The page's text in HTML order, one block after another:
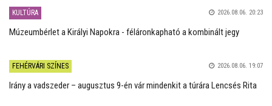
KULTÚRA 2026.08.06. 20:23
Múzeumbérlet a Királyi Napokra - féláronkapható a kombinált jegy
FEHÉRVÁRI SZÍNES 2026.08.06. 19:07
Irány a vadszeder – augusztus 9-én vár mindenkit a túrára Lencsés Rita